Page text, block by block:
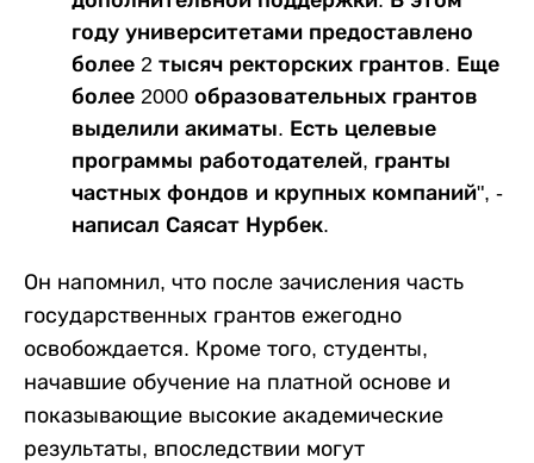
году университетами предоставлено
более 2 тысяч ректорских грантов. Еще
более 2000 образовательных грантов
выделили акиматы. Есть целевые
программы работодателей, гранты
частных фондов и крупных компаний", -
написал Саясат Нурбек.
Он напомнил, что после зачисления часть
государственных грантов ежегодно
освобождается. Кроме того, студенты,
начавшие обучение на платной основе и
показывающие высокие академические
результаты, впоследствии могут